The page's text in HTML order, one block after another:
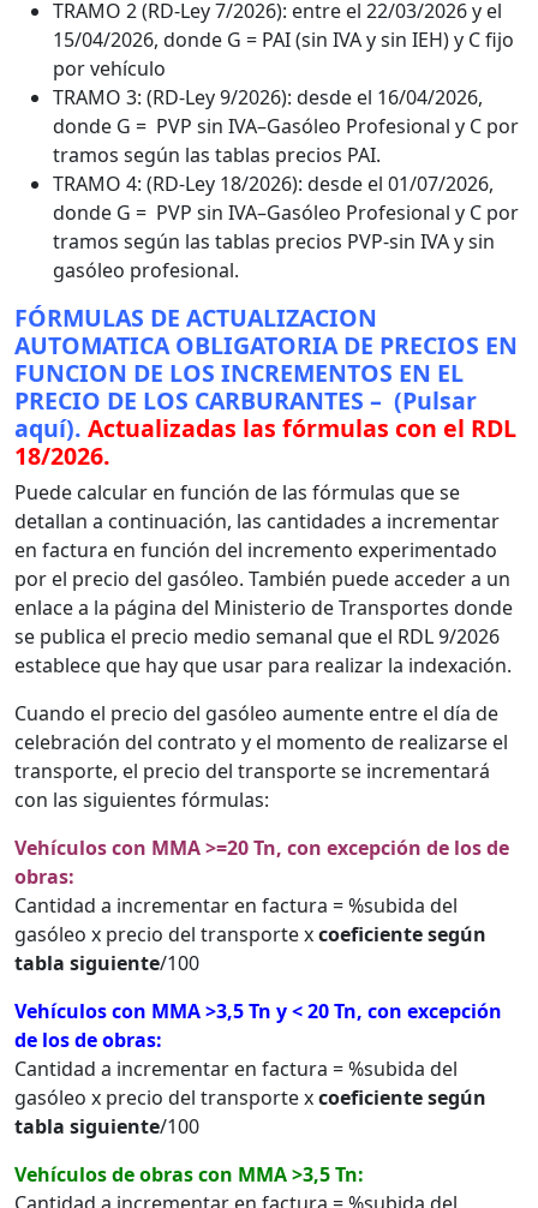
TRAMO 2 (RD-Ley 7/2026): entre el 22/03/2026 y el
15/04/2026, donde G = PAI (sin IVA y sin IEH) y C fijo
por vehículo
TRAMO 3: (RD-Ley 9/2026): desde el 16/04/2026,
donde G = PVP sin IVA–Gasóleo Profesional y C por
tramos según las tablas precios PAI.
TRAMO 4: (RD-Ley 18/2026): desde el 01/07/2026,
donde G = PVP sin IVA–Gasóleo Profesional y C por
tramos según las tablas precios PVP-sin IVA y sin
gasóleo profesional.
FÓRMULAS DE ACTUALIZACION
AUTOMATICA OBLIGATORIA DE PRECIOS EN
FUNCION DE LOS INCREMENTOS EN EL
PRECIO DE LOS CARBURANTES – (Pulsar
aquí). Actualizadas las fórmulas con el RDL
18/2026.
Puede calcular en función de las fórmulas que se
detallan a continuación, las cantidades a incrementar
en factura en función del incremento experimentado
por el precio del gasóleo. También puede acceder a un
enlace a la página del Ministerio de Transportes donde
se publica el precio medio semanal que el RDL 9/2026
establece que hay que usar para realizar la indexación.
Cuando el precio del gasóleo aumente entre el día de
celebración del contrato y el momento de realizarse el
transporte, el precio del transporte se incrementará
con las siguientes fórmulas:
Vehículos con MMA >=20 Tn, con excepción de los de
obras:
Cantidad a incrementar en factura = %subida del
gasóleo x precio del transporte xcoeficiente según
tabla siguiente/100
Vehículos con MMA >3,5 Tn y < 20 Tn, con excepción
de los de obras:
Cantidad a incrementar en factura = %subida del
gasóleo x precio del transporte xcoeficiente según
tabla siguiente/100
Vehículos de obras con MMA >3,5 Tn: